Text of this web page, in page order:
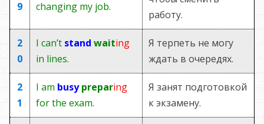
9
changing my job.
работу.
2
0
I can’t stand waiting
in lines.
Я терпеть не могу
ждать в очередях.
2
1
I am busy preparing
for the exam.
Я занят подготовкой
к экзамену.